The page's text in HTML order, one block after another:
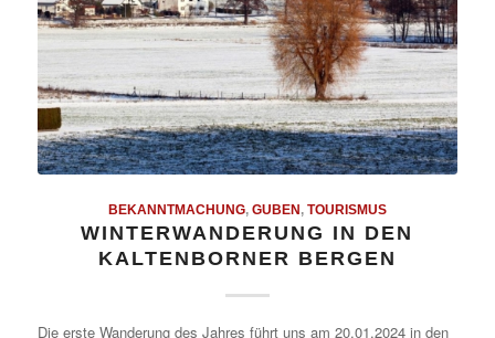
BEKANNTMACHUNG, GUBEN, TOURISMUS
WINTERWANDERUNG IN DEN
KALTENBORNER BERGEN
Die erste Wanderung des Jahres führt uns am 20.01.2024 in den